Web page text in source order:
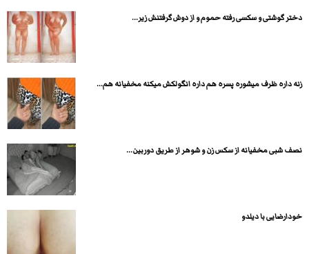
دختر گوشتی و سکسی رفته حموم و از دوش گرفتنش زیر...
زنه داره ظرف میشوره پسره هم داره انگولکش میکنه مخفیانه هم...
نصف شبی مخفیانه از سکس زن و شوهر از طریق دوربین...
خودارضایی با دیلدو